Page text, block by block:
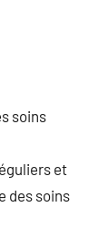
soins
et
des soins